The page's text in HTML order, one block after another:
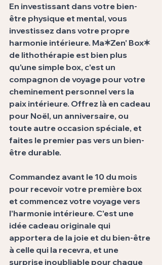
En investissant dans votre bien-
être physique et mental, vous
investissez dans votre propre
harmonie intérieure. Ma🟍Zen' Box🟍
de lithothérapie est bien plus
qu'une simple box, c'est un
compagnon de voyage pour votre
cheminement personnel vers la
paix intérieure. Offrez là en cadeau
pour Noël, un anniversaire, ou
toute autre occasion spéciale, et
faites le premier pas vers un bien-
être durable.
Commandez avant le 10 du mois
pour recevoir votre première box
et commencez votre voyage vers
l'harmonie intérieure. C'est une
idée cadeau originale qui
apportera de la joie et du bien-être
à celle qui la recevra, et une
surprise inoubliable pour chaque